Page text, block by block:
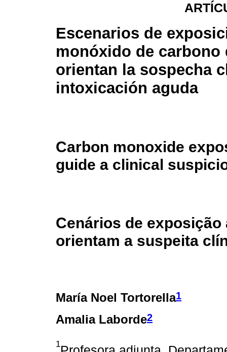
Escenarios de
monóxido de carbono
orientan la sospecha
intoxicación aguda
Carbon monoxide
guide a clinical
Cenários de
orientam a suspeita
María Noel Tortorella1
Amalia Laborde2
1